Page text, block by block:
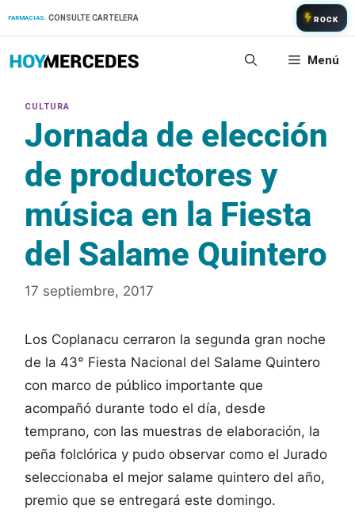
FARMACIAS: CONSULTE CARTELERA ROCK
Menú
Jornada de elección
de productores y
música en la Fiesta
del Salame Quintero
17 septiembre, 2017
Los Coplanacu cerraron la segunda gran noche
de la 43° Fiesta Nacional del Salame Quintero
con marco de público importante que
acompañó durante todo el día, desde
temprano, con las muestras de elaboración, la
peña folclórica y pudo observar como el Jurado
seleccionaba el mejor salame quintero del año,
premio que se entregará este domingo.